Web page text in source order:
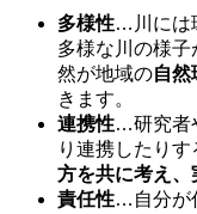
多様性…川には
多様な川の様
然が地域の自然
きます。
連携性…研究者
り連携したりす
方を共に考え、
責任性…自分が